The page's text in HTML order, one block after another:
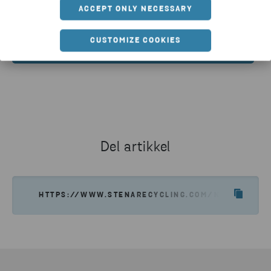
ACCEPT ONLY NECESSARY
CUSTOMIZE COOKIES
+46 (0)10-4451934
Del artikkel
HTTPS://WWW.STENARECYCLING.COM/NO/